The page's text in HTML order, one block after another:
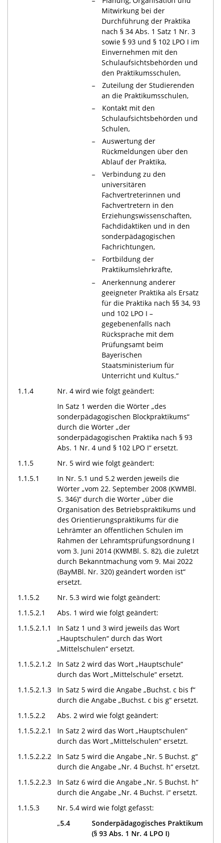
Mitwirkung bei der
Durchführung der Praktika
nach § 34 Abs. 1 Satz 1 Nr. 3
sowie § 93 und § 102 LPO I im
Einvernehmen mit den
Schulaufsichtsbehörden und
den Praktikumsschulen,
Zuteilung der Studierenden
an die Praktikumsschulen,
Kontakt mit den
Schulaufsichtsbehörden und
Schulen,
Auswertung der
Rückmeldungen über den
Ablauf der Praktika,
Verbindung zu den
universitären
Fachvertreterinnen und
Fachvertretern in den
Erziehungswissenschaften,
Fachdidaktiken und in den
sonderpädagogischen
Fachrichtungen,
Fortbildung der
Praktikumslehrkräfte,
Anerkennung anderer
geeigneter Praktika als Ersatz
für die Praktika nach §§ 34, 93
und 102 LPO I –
gegebenenfalls nach
Rücksprache mit dem
Prüfungsamt beim
Bayerischen
Staatsministerium für
Unterricht und Kultus.“
1.1.4
Nr. 4 wird wie folgt geändert:
In Satz 1 werden die Wörter „des
sonderpädagogischen Blockpraktikums“
durch die Wörter „der
sonderpädagogischen Praktika nach § 93
Abs. 1 Nr. 4 und § 102 LPO I“ ersetzt.
1.1.5
Nr. 5 wird wie folgt geändert:
1.1.5.1
In Nr. 5.1 und 5.2 werden jeweils die
Wörter „vom 22. September 2008 (KWMBl.
S. 346)“ durch die Wörter „über die
Organisation des Betriebspraktikums und
des Orientierungspraktikums für die
Lehrämter an öffentlichen Schulen im
Rahmen der Lehramtsprüfungsordnung I
vom 3. Juni 2014 (KWMBl. S. 82), die zuletzt
durch Bekanntmachung vom 9. Mai 2022
(BayMBl. Nr. 320) geändert worden ist“
ersetzt.
1.1.5.2
Nr. 5.3 wird wie folgt geändert:
1.1.5.2.1
Abs. 1 wird wie folgt geändert:
1.1.5.2.1.1
In Satz 1 und 3 wird jeweils das Wort
„Hauptschulen“ durch das Wort
„Mittelschulen“ ersetzt.
1.1.5.2.1.2
In Satz 2 wird das Wort „Hauptschule“
durch das Wort „Mittelschule“ ersetzt.
1.1.5.2.1.3
In Satz 5 wird die Angabe „Buchst. c bis f“
durch die Angabe „Buchst. c bis g“ ersetzt.
1.1.5.2.2
Abs. 2 wird wie folgt geändert:
1.1.5.2.2.1
In Satz 2 wird das Wort „Hauptschulen“
durch das Wort „Mittelschulen“ ersetzt.
1.1.5.2.2.2
In Satz 5 wird die Angabe „Nr. 5 Buchst. g“
durch die Angabe „Nr. 4 Buchst. h“ ersetzt.
1.1.5.2.2.3
In Satz 6 wird die Angabe „Nr. 5 Buchst. h“
durch die Angabe „Nr. 4 Buchst. i“ ersetzt.
1.1.5.3
Nr. 5.4 wird wie folgt gefasst:
„5.4
Sonderpädagogisches Praktikum
(§ 93 Abs. 1 Nr. 4 LPO I)